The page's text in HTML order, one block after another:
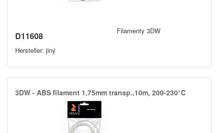
D11608
Hersteller: jiný
Filamenty 3DW
3DW -​ ABS filament 1,​75mm transp.​,​10m,​ 200-230°C